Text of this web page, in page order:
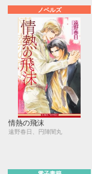
ノベルズ
情熱の飛沫
遠野春日、円陣闇丸